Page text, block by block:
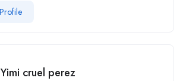
Yimi cruel perez